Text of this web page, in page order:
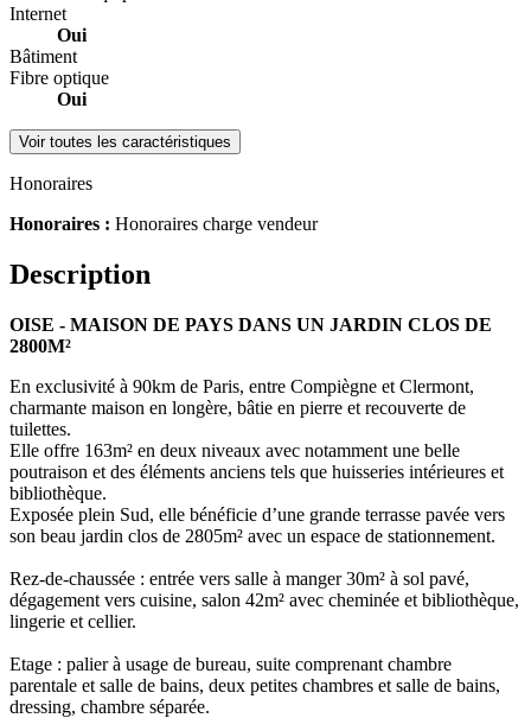
Internet
Oui
Bâtiment
Fibre optique
Oui
Voir toutes les caractéristiques
Honoraires
Honoraires : Honoraires charge vendeur
Description
OISE - MAISON DE PAYS DANS UN JARDIN CLOS DE
2800M²
En exclusivité à 90km de Paris, entre Compiègne et Clermont,
charmante maison en longère, bâtie en pierre et recouverte de
tuilettes.
Elle offre 163m² en deux niveaux avec notamment une belle
poutraison et des éléments anciens tels que huisseries intérieures et
bibliothèque.
Exposée plein Sud, elle bénéficie d’une grande terrasse pavée vers
son beau jardin clos de 2805m² avec un espace de stationnement.
Rez-de-chaussée : entrée vers salle à manger 30m² à sol pavé,
dégagement vers cuisine, salon 42m² avec cheminée et bibliothèque,
lingerie et cellier.
Etage : palier à usage de bureau, suite comprenant chambre
parentale et salle de bains, deux petites chambres et salle de bains,
dressing, chambre séparée.